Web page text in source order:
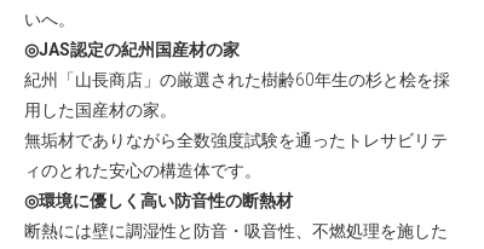
いへ。
◎JAS認定の紀州国産材の家
紀州「山長商店」の厳選された樹齢60年生の杉と桧を採
用した国産材の家。
無垢材でありながら全数強度試験を通ったトレサビリテ
ィのとれた安心の構造体です。
◎環境に優しく高い防音性の断熱材
断熱には壁に調湿性と防音・吸音性、不燃処理を施した